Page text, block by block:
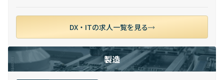
DX・ITの求人一覧を見る
製造